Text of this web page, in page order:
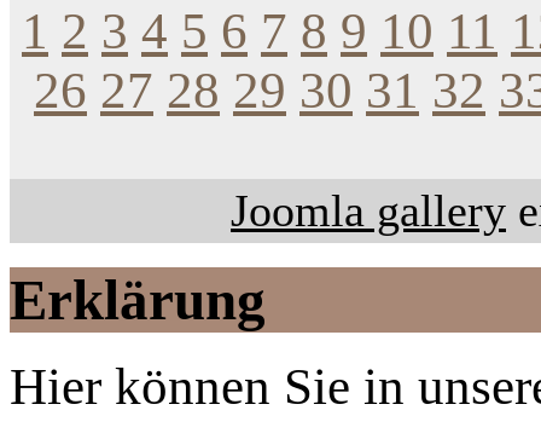
1 2 3 4 5 6 7 8 9 10 11
26 27 28 29 30 31 32
Joomla gallery
Erklärung
Hier können Sie in